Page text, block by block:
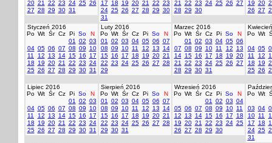
20 21 22 23 24 25 26
27 28 29 30 31
17
18 19 20 21 22 23
24 25 26 27 28 29 30
31
21
22 23 24 25 26 27
28 29 30
19 20
26 27
Styczeń 2016
Po Wt Śr Cz Pi So
N
01
02 03
04 05 06 07 08 09
10
11
12 13 14 15 16
17
18
19 20 21 22 23 24
25 26 27 28 29 30 31
Luty 2016
Po Wt Śr Cz Pi So
N
01
02 03 04 05 06 07
08 09 10 11 12 13
14
15 16 17 18 19 20 21
22 23 24 25 26 27 28
29
Marzec 2016
Po Wt Śr Cz Pi So
N
01
02 03 04 05 06
07 08 09 10 11 12
13
14 15 16 17 18 19 20
21
22 23 24 25 26 27
28 29 30 31
Po Wt
04 05
11
12
18
19
25 26
Lipiec 2016
Po Wt Śr Cz Pi So
N
01
02 03
04 05 06 07 08 09
10
11
12 13 14 15 16
17
18
19 20 21 22 23 24
25 26 27 28 29 30 31
Sierpień 2016
Po Wt Śr Cz Pi So
N
01
02 03 04 05 06 07
08 09 10 11 12 13
14
15 16 17 18 19 20 21
22 23 24 25 26 27 28
29 30 31
Wrzesień 2016
Po Wt Śr Cz Pi So
N
01
02 03 04
05 06 07 08 09 10 11
12
13 14 15 16 17
18
19 20 21 22 23 24 25
26 27 28 29 30
Po Wt
03 04
10 11
17
18
24 25
31